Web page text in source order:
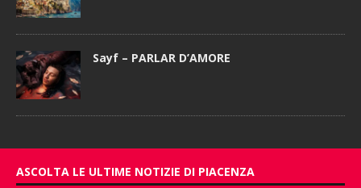
Sayf – PARLAR D’AMORE
ASCOLTA LE ULTIME NOTIZIE DI PIACENZA